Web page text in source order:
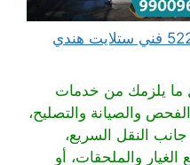
فني ستلايت المطلاع 52227330 فني ستلايت هندي
ما يلزمك من خدمات
والصيانة والتصليح،
النقل السريع،
والملحقات، أو